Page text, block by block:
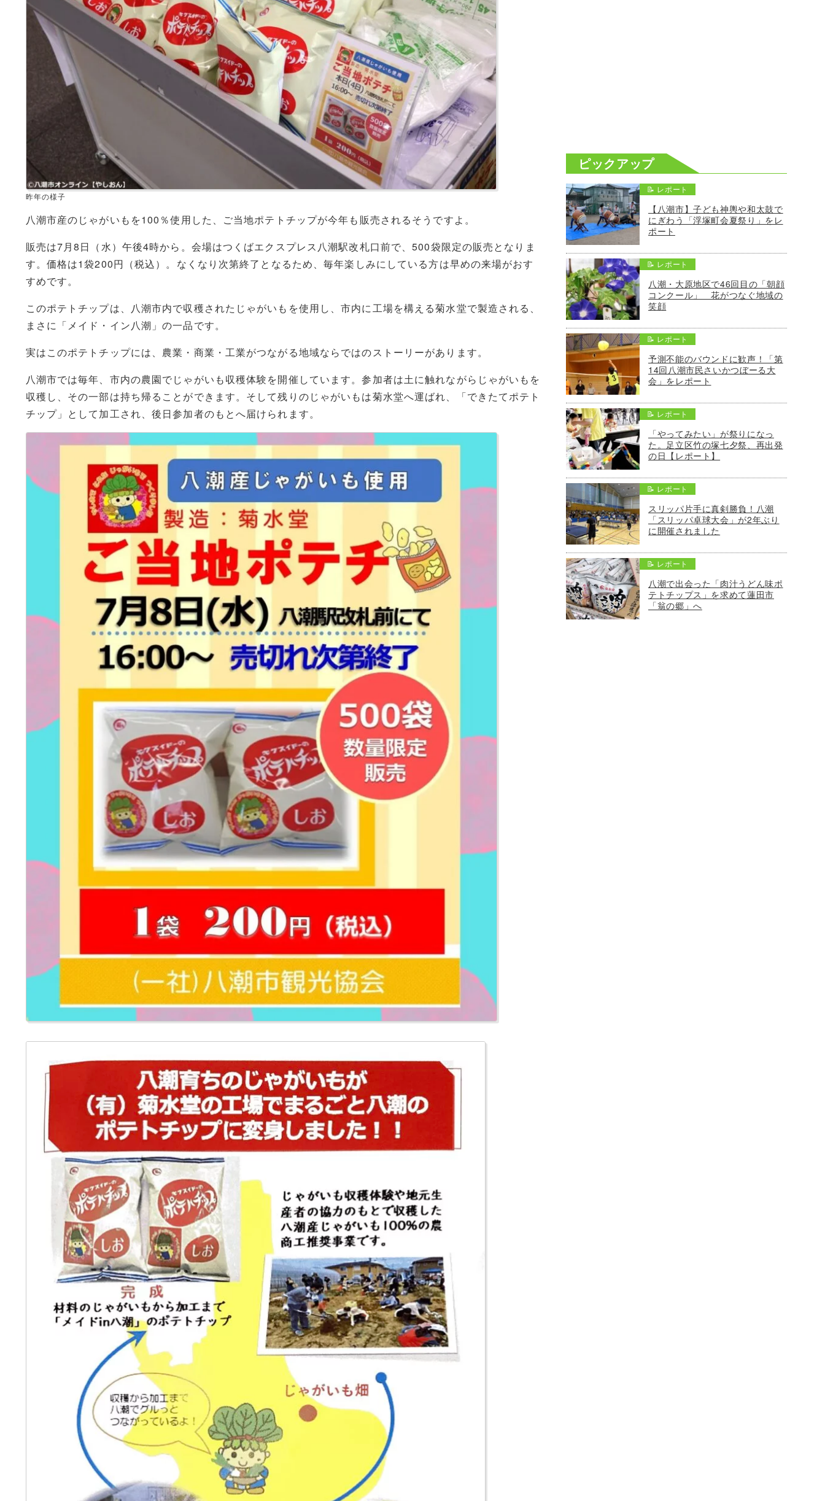
昨年の様子
八潮市産のじゃがいもを100％使用した、ご当地ポテトチップが今年も販売されるそうですよ。
販売は7月8日（水）午後4時から。会場はつくばエクスプレス八潮駅改札口前で、500袋限定の販売となりま
す。価格は1袋200円（税込）。なくなり次第終了となるため、毎年楽しみにしている方は早めの来場がおす
すめです。
このポテトチップは、八潮市内で収穫されたじゃがいもを使用し、市内に工場を構える菊水堂で製造される、
まさに「メイド・イン八潮」の一品です。
実はこのポテトチップには、農業・商業・工業がつながる地域ならではのストーリーがあります。
八潮市では毎年、市内の農園でじゃがいも収穫体験を開催しています。参加者は土に触れながらじゃがいもを
収穫し、その一部は持ち帰ることができます。そして残りのじゃがいもは菊水堂へ運ばれ、「できたてポテト
チップ」として加工され、後日参加者のもとへ届けられます。
ピックアップ
📝 レポート
【八潮市】子ども神輿や和太鼓で
にぎわう「浮塚町会夏祭り」をレ
ポート
📝 レポート
八潮・大原地区で46回目の「朝顔
コンクール」 花がつなぐ地域の
笑顔
📝 レポート
予測不能のバウンドに歓声！「第
14回八潮市民さいかつぼーる大
会」をレポート
📝 レポート
「やってみたい」が祭りになっ
た。足立区竹の塚七夕祭、再出発
の日【レポート】
📝 レポート
スリッパ片手に真剣勝負！八潮
「スリッパ卓球大会」が2年ぶり
に開催されました
📝 レポート
八潮で出会った「肉汁うどん味ポ
テトチップス」を求めて蓮田市
「翁の郷」へ